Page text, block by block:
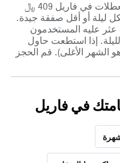
في المتوسط ، تبلغ تكلفة إيجارات العطلات في فاريل 409 ﷼
ولكن يعتبر سعر 381 ﷼ لكل ليلة أو أقل صفقة جيدة.
عليه المستخدمون
فاريل كان مقابل 215 ﷼ لليلة. إذا استطعت حاول
الشهر الأغلى). قم الحجز
في فاريل